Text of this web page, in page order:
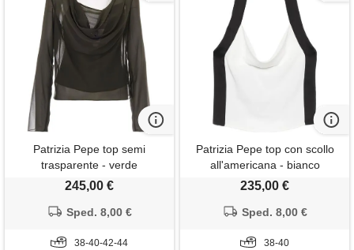
Patrizia Pepe top semi
trasparente - verde
245,00 €
Sped. 8,00 €
38-40-42-44
Patrizia Pepe top con scollo
all'americana - bianco
235,00 €
Sped. 8,00 €
38-40